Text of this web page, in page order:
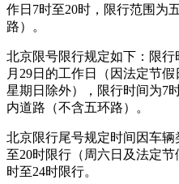
作日7时至20时，限行范围为
路）。
北京限号限行规定如下：限行
月29日的工作日（因法定节
星期日除外），限行时间为7
内道路（不含五环路）。
北京限行尾号规定时间因车
至20时限行（周六日及法定
时至24时限行。